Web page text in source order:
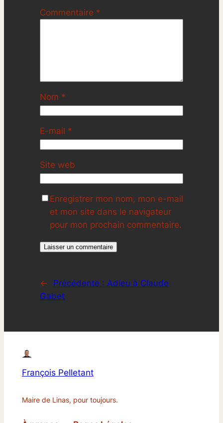
Commentaire *
Nom *
E-mail *
Site web
Enregistrer mon nom, mon e-mail
et mon site dans le navigateur
pour mon prochain commentaire.
← Précédente : Adieu à Claude
Gabet
François Pelletant
Maire de Linas, pour toujours.